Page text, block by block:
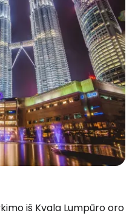
iš Kvala Lumpūro oro
paštu